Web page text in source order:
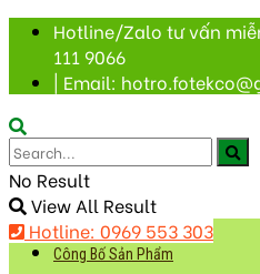
Hotline/Zalo tư vấn
111 9066
| Email:
No Result
View All Result
Hotline: 0969 553 303
Công Bố Sản Phẩm